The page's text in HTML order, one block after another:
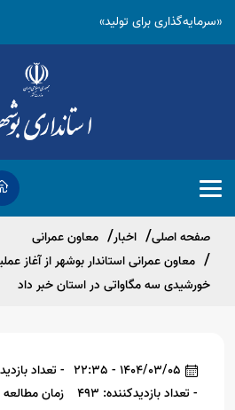
«سرمایه‌گذاری برای تولید»
صفحه اصلی اخبار
معاون عمرانی
خورشیدی سه مگاواتی در استان خبر داد
1404/03/05 - 22:35
- تعداد بازدید:
- تعداد بازدیدکننده: 493
زمان مطالعه : 2